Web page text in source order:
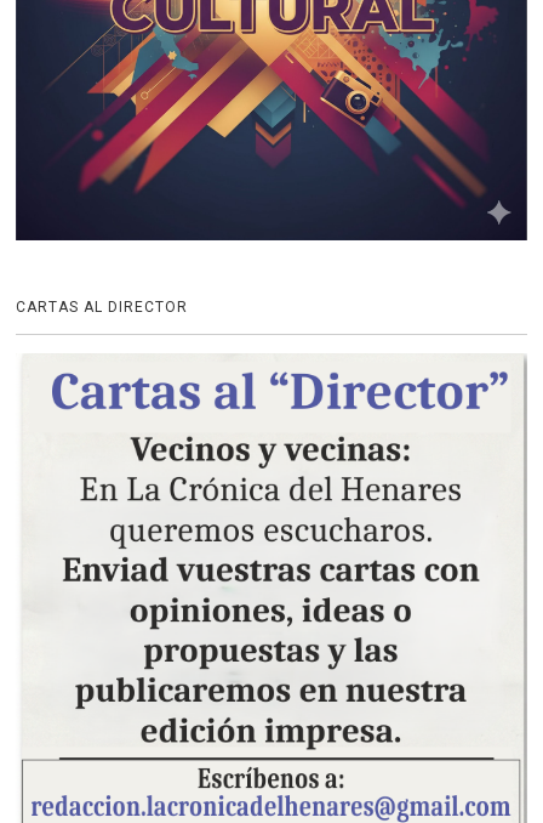
CARTAS AL DIRECTOR